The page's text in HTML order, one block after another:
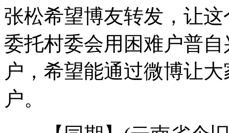
市民自造电动汽车 百公里仅五元
山西运城恶犬咬伤多人 警民合力深夜将其击毙
无痛分娩是否安全 医生回应
张松希望博友转发，让
委托村委会用困难户普
户，希望能通过微博让
户。